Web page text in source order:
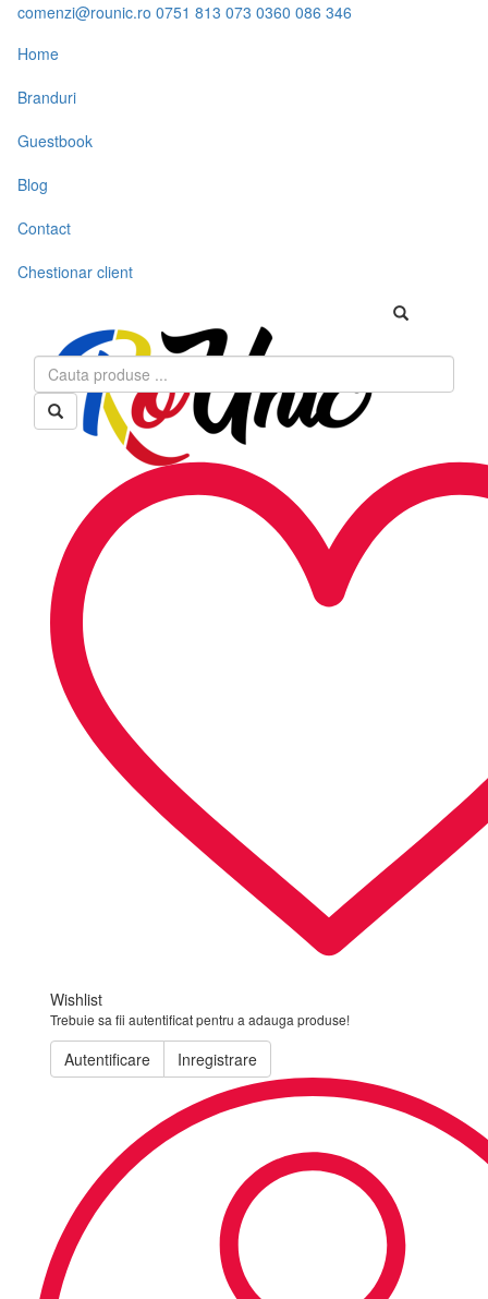
comenzi@rounic.ro 0751 813 073 0360 086 346
Home
Branduri
Guestbook
Blog
Contact
Chestionar client
Wishlist
Trebuie sa fii autentificat pentru a adauga produse!
Autentificare Inregistrare